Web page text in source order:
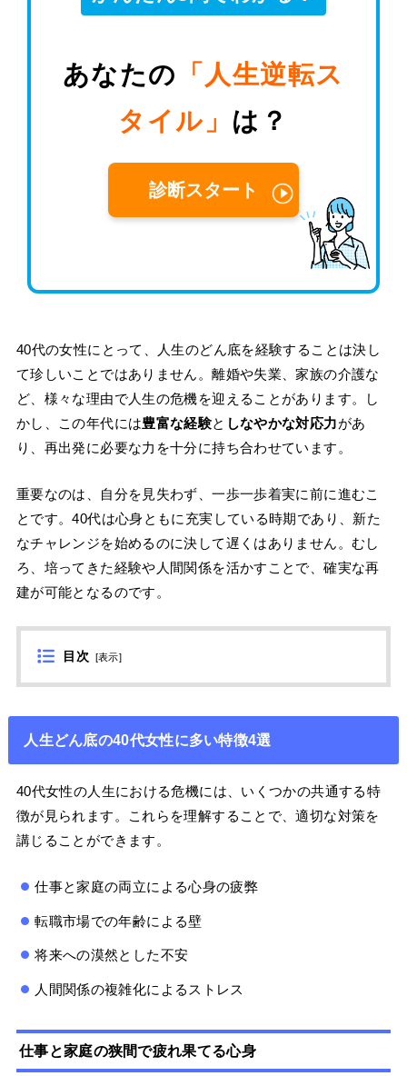
あなたの 「人生逆転ス
タイル」 は？
診断スタート
40代の女性にとって、人生のどん底を経験することは決し
て珍しいことではありません。離婚や失業、家族の介護な
ど、様々な理由で人生の危機を迎えることがあります。し
かし、この年代には豊富な経験と しなやかな対応力があ
り、再出発に必要な力を十分に持ち合わせています。
重要なのは、自分を見失わず、一歩一歩着実に前に進むこ
とです。40代は心身ともに充実している時期であり、新た
なチャレンジを始めるのに決して遅くはありません。むし
ろ、培ってきた経験や人間関係を活かすことで、確実な再
建が可能となるのです。
目次 [表示]
人生どん底の40代女性に多い特徴4選
40代女性の人生における危機には、いくつかの共通する特
徴が見られます。これらを理解することで、適切な対策を
講じることができます。
仕事と家庭の両立による心身の疲弊
転職市場での年齢による壁
将来への漠然とした不安
人間関係の複雑化によるストレス
仕事と家庭の狭間で疲れ果てる心身